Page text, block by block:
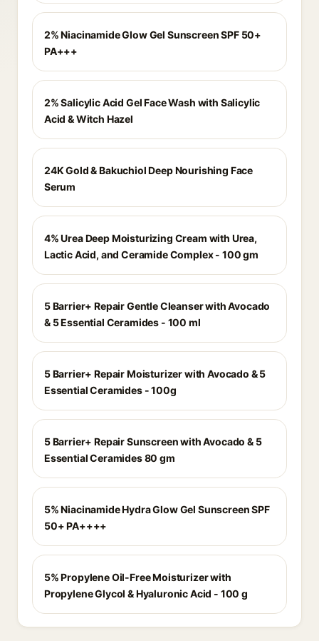
2% Niacinamide Glow Gel Sunscreen SPF 50+
PA+++
2% Salicylic Acid Gel Face Wash with Salicylic
Acid & Witch Hazel
24K Gold & Bakuchiol Deep Nourishing Face
Serum
4% Urea Deep Moisturizing Cream with Urea,
Lactic Acid, and Ceramide Complex - 100 gm
5 Barrier+ Repair Gentle Cleanser with Avocado
& 5 Essential Ceramides - 100 ml
5 Barrier+ Repair Moisturizer with Avocado & 5
Essential Ceramides - 100g
5 Barrier+ Repair Sunscreen with Avocado & 5
Essential Ceramides 80 gm
5% Niacinamide Hydra Glow Gel Sunscreen SPF
50+ PA++++
5% Propylene Oil-Free Moisturizer with
Propylene Glycol & Hyaluronic Acid - 100 g